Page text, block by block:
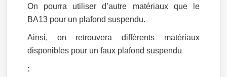
On pourra utiliser d’autre matériaux que le
BA13 pour un plafond suspendu.
Ainsi, on retrouvera différents matériaux
disponibles pour un faux plafond suspendu
: